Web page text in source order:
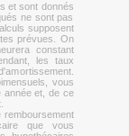
et sont donnés
ne sont pas
supposent
prévues. On
constant
les taux
vous
année et, de ce
remboursement
que vous